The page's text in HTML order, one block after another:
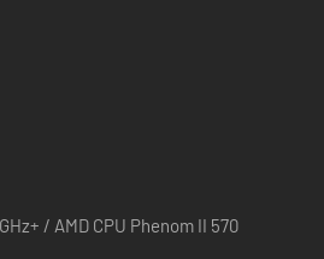
/ AMD CPU Phenom II 570